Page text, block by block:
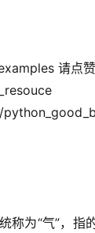
请点赞
称为“气”，指